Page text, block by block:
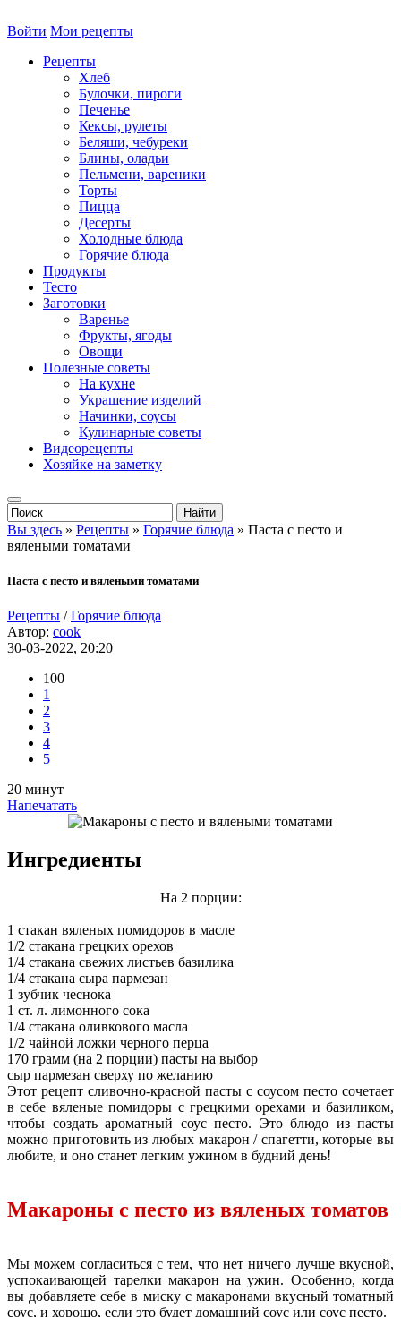
Войти Мои рецепты
Рецепты
Хлеб
Булочки, пироги
Печенье
Кексы, рулеты
Беляши, чебуреки
Блины, оладьи
Пельмени, вареники
Торты
Пицца
Десерты
Холодные блюда
Горячие блюда
Продукты
Тесто
Заготовки
Варенье
Фрукты, ягоды
Овощи
Полезные советы
На кухне
Украшение изделий
Начинки, соусы
Кулинарные советы
Видеорецепты
Хозяйке на заметку
Вы здесь » Рецепты » Горячие блюда » Паста с песто и
вялеными томатами
Паста с песто и вялеными томатами
Рецепты /Горячие блюда
Автор: cook
30-03-2022, 20:20
100
1
2
3
4
5
20 минут
Напечатать
Ингредиенты
На 2 порции:
1 стакан вяленых помидоров в масле
1/2 стакана грецких орехов
1/4 стакана свежих листьев базилика
1/4 стакана сыра пармезан
1 зубчик чеснока
1 ст. л. лимонного сока
1/4 стакана оливкового масла
1/2 чайной ложки черного перца
170 грамм (на 2 порции) пасты на выбор
сыр пармезан сверху по желанию
Этот рецепт сливочно-красной пасты с соусом песто сочетает
в себе вяленые помидоры с грецкими орехами и базиликом,
чтобы создать ароматный соус песто. Это блюдо из пасты
можно приготовить из любых макарон / спагетти, которые вы
любите, и оно станет легким ужином в будний день!
Макароны с песто из вяленых томатов
Мы можем согласиться с тем, что нет ничего лучше вкусной,
успокаивающей тарелки макарон на ужин. Особенно, когда
вы добавляете себе в миску с макаронами вкусный томатный
соус, и хорошо, если это будет домашний соус или соус песто.